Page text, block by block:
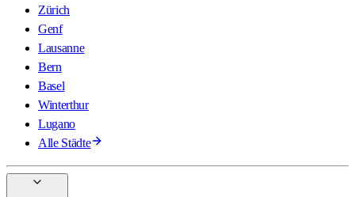
Zürich
Genf
Lausanne
Bern
Basel
Winterthur
Lugano
Alle Städte